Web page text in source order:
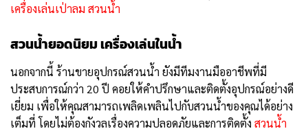
เครื่องเล่นเป่าลม สวนน้ํา
สวนน้ำยอดนิยมเครื่องเล่นในน้ำ
นอกจากนี้ ร้านขายอุปกรณ์สวนน้ำ ยังมีทีมงานมืออาชีพที่มี
ประสบการณ์กว่า 20 ปี คอยให้คำปรึกษาและติดตั้งอุปกรณ์อย่างดี
เยี่ยม เพื่อให้คุณสามารถเพลิดเพลินไปกับสวนน้ำของคุณได้อย่าง
เต็มที่ โดยไม่ต้องกังวลเรื่องความปลอดภัยและการติดตั้ง สวนน้ํา